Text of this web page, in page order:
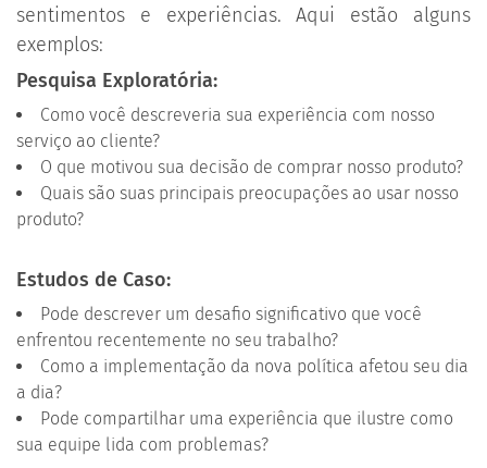
sentimentos e experiências. Aqui estão alguns
exemplos:
Pesquisa Exploratória:
Como você descreveria sua experiência com nosso
serviço ao cliente?
O que motivou sua decisão de comprar nosso produto?
Quais são suas principais preocupações ao usar nosso
produto?
Estudos de Caso:
Pode descrever um desafio significativo que você
enfrentou recentemente no seu trabalho?
Como a implementação da nova política afetou seu dia
a dia?
Pode compartilhar uma experiência que ilustre como
sua equipe lida com problemas?